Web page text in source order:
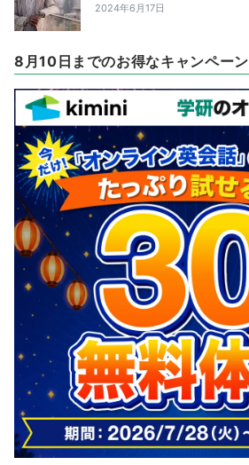
2024年6月17日
8月10日までのお得なキャンペーン